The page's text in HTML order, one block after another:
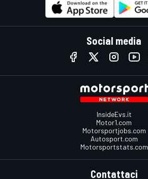
Social media
InsideEvs.it
Motor1.com
Motorsportjobs.com
Autosport.com
Motorsportstats.com
Contattaci